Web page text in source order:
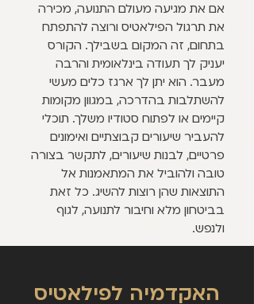
אם את מגיעה מעולם התנועה, מכירה
את תרגול הפילאטיס ורוצה להתפתח
בתחום, זה המקום בשבילך. הקורס
יעניק לך תעודה בינלאומית והרבה
מעבר. הוא יתן לך ארגז כלים מעשי
להשתלבות בהדרכה, במגוון מקומות
קיימים או לפתוח סטודיו משלך. תוכלי
להעביר שיעורים קבוצתיים ואימונים
פרטיים, לבנות שיעורים, לתקשר בצורה
טובה ולהוביל את המתאמנות אל
התוצאות שהן רוצות להשיג. כל זאת
בביטחון מלא וחיבור לתנועה, לגוף
ולנפש.
האקדמיה לפילאטיס